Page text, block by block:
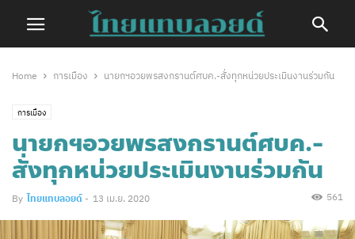
Home การเมือง นายกฯอวยพรสงกรานต์ศบค.-สั่งทุกหน่วยประเมินงานร่วมกัน
การเมือง
นายกฯอวยพรสงกรานต์ศบค.-
สั่งทุกหน่วยประเมินงานร่วมกัน
By ไทยแทบลอยด์ - 13 เม.ย. 2020 561